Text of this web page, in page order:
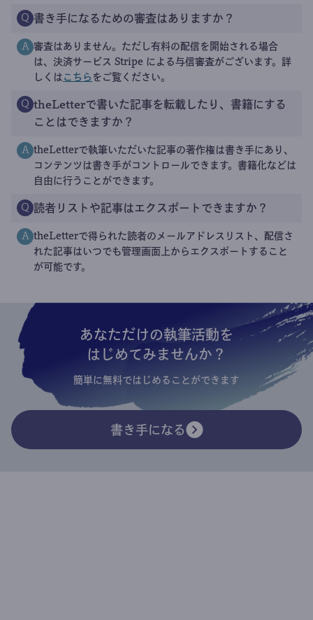
Q 書き手になるための審査はありますか？
A 審査はありません。ただし有料の配信を開始される場合
は、決済サービス Stripe による与信審査がございます。詳
しくは こちら をご覧ください。
Q theLetterで書いた記事を転載したり、書籍にする
ことはできますか？
A theLetterで執筆いただいた記事の著作権は書き手にあり、
コンテンツは書き手がコントロールできます。書籍化などは
自由に行うことができます。
Q 読者リストや記事はエクスポートできますか？
A theLetterで得られた読者のメールアドレスリスト、配信さ
れた記事はいつでも管理画面上からエクスポートすること
が可能です。
あなただけの執筆活動を
はじめてみませんか？
簡単に無料ではじめることができます
書き手になる